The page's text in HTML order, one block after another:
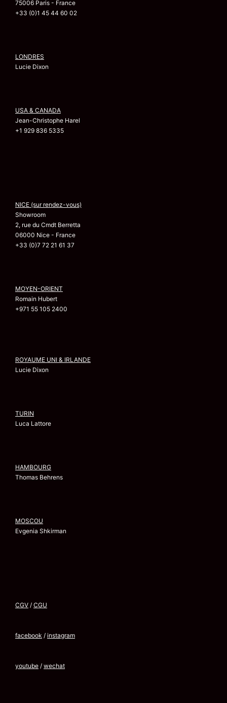
75006 Paris - France
+33 (0)1 45 44 60 02
LONDRES
Lucie Dixon
USA & CANADA
Jean-Christophe Harel
+1 929 836 5335
NICE (sur rendez-vous)
Showroom
2, rue du Cmdt Berretta
06000 Nice - France
+33 (0)7 72 21 61 37
MOYEN-ORIENT
Romain Hubert
+971 55 105 2400
ROYAUME UNI & IRLANDE
Lucie Dixon
TURIN
Luca Lattore
HAMBOURG
Thomas Behrens
MOSCOU
Evgenia Shkirman
CGV / CGU
facebook / instagram
youtube / wechat